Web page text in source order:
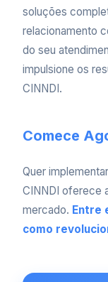
soluções
relacionamento
do seu
impulsione os
CINNDI.
Comece
Quer
CINNDI oferece
mercado. Entre
como